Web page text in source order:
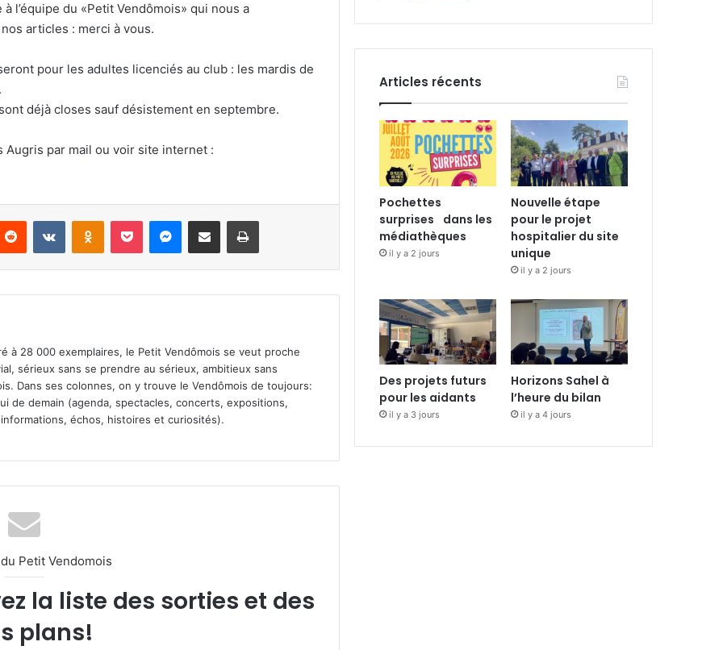
l’équipe du «Petit Vendômois» qui nous a
articles : merci à vous.
pour les adultes licenciés au club : les mardis de
déjà closes sauf désistement en septembre.
par mail ou voir site internet :
à 28 000 exemplaires, le Petit Vendômois se veut proche
sérieux sans se prendre au sérieux, ambitieux sans
Dans ses colonnes, on y trouve le Vendômois de toujours:
de demain (agenda, spectacles, concerts, expositions,
échos, histoires et curiosités).
Petit Vendomois
la liste des sorties et des
plans!
Articles récents
Pochettes
surprises dans les
médiathèques
il y a 2 jours
Nouvelle étape
pour le projet
hospitalier du site
unique
il y a 2 jours
Des projets futurs
pour les aidants
il y a 3 jours
Horizons Sahel à
l’heure du bilan
il y a 4 jours